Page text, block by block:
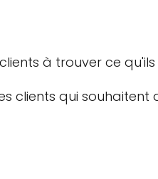
à trouver ce
clients qui souhaitent